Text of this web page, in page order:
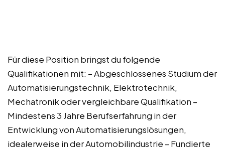
Für diese Position bringst du folgende
Qualifikationen mit: – Abgeschlossenes Studium der
Automatisierungstechnik, Elektrotechnik,
Mechatronik oder vergleichbare Qualifikation –
Mindestens 3 Jahre Berufserfahrung in der
Entwicklung von Automatisierungslösungen,
idealerweise in der Automobilindustrie – Fundierte